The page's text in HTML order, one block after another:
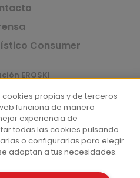
Consumer
EROSKI
de cookies
cookies propias y de terceros
funciona de manera
experiencia de
todas las cookies pulsando
o configurarlas para elegir
adaptan a tus necesidades.